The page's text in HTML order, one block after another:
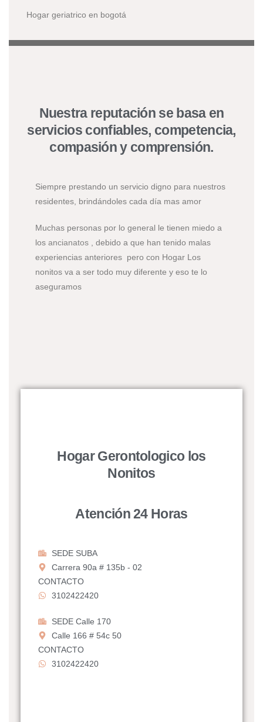
Hogar geriatrico en bogotá
Nuestra reputación se basa en
servicios confiables, competencia,
compasión y comprensión.
Siempre prestando un servicio digno para nuestros
residentes, brindándoles cada día mas amor
Muchas personas por lo general le tienen miedo a
los ancianatos , debido a que han tenido malas
experiencias anteriores pero con Hogar Los
nonitos va a ser todo muy diferente y eso te lo
aseguramos
Hogar Gerontologico los
Nonitos
Atención 24 Horas
SEDE SUBA
Carrera 90a # 135b - 02
CONTACTO
3102422420
SEDE Calle 170
Calle 166 # 54c 50
CONTACTO
3102422420